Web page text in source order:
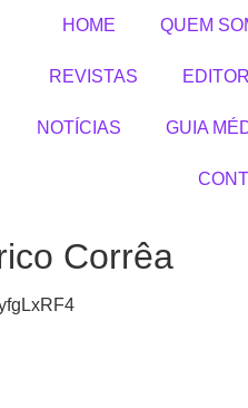
HOME QUEM
REVISTAS
NOTÍCIAS GUIA
Corrêa